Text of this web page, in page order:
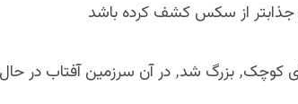
از سکس کشف کرده باشد
در حال غروب است